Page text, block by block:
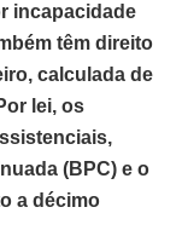
incapacidade
têm direito
calculada de
lei, os
(BPC) e o
a décimo